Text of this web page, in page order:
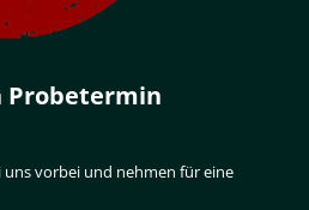
Probetermin
uns vorbei und nehmen für eine